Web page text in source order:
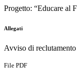
Progetto: “Educare al
Allegati
Avviso di
File PDF